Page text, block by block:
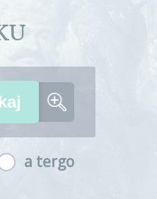
a tergo